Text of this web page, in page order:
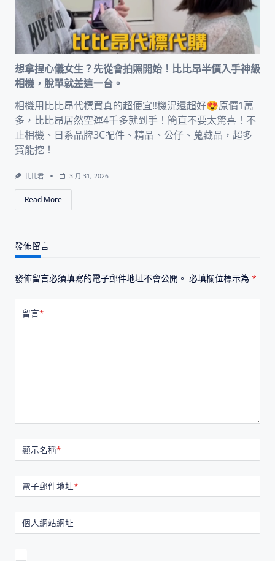
想拿捏心儀女生？先從會拍照開始！比比昂半價入手神級
相機，脫單就差這一台。
相機用比比昂代標買真的超便宜‼️機況還超好😍原價1萬
多，比比昂居然空運4千多就到手！簡直不要太驚喜！不
止相機、日系品牌3C配件、精品、公仔、蒐藏品，超多
寶能挖！
比比君 3 月 31, 2026
Read More
發佈留言
發佈留言必須填寫的電子郵件地址不會公開。 必填欄位標示為 *
留言*
顯示名稱*
電子郵件地址*
個人網站網址